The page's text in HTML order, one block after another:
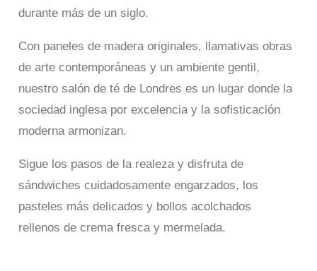
durante más de un siglo.
Con paneles de madera originales, llamativas obras
de arte contemporáneas y un ambiente gentil,
nuestro salón de té de Londres es un lugar donde la
sociedad inglesa por excelencia y la sofisticación
moderna armonizan.
Sigue los pasos de la realeza y disfruta de
sándwiches cuidadosamente engarzados, los
pasteles más delicados y bollos acolchados
rellenos de crema fresca y mermelada.